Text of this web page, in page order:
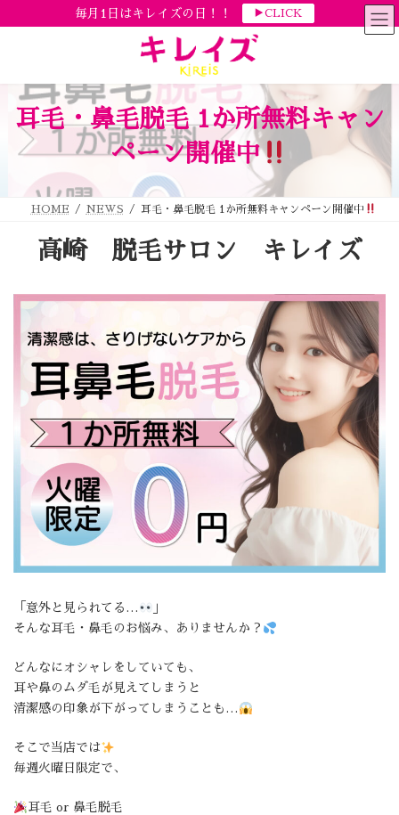
ス
ン
毎月1日はキレイズの日！！ ▶CLICK
耳毛・鼻毛脱毛 1か所無料キャン
ペーン開催中
HOME NEWS 耳毛・鼻毛脱毛 1か所無料キャンペーン開催中
高崎 脱毛サロン キレイズ
「意外と見られてる…
」
そんな耳毛・鼻毛のお悩み、ありませんか？
どんなにオシャレをしていても、
耳や鼻のムダ毛が見えてしまうと
清潔感の印象が下がってしまうことも…
そこで当店では
毎週火曜日限定で、
耳毛 or 鼻毛脱毛